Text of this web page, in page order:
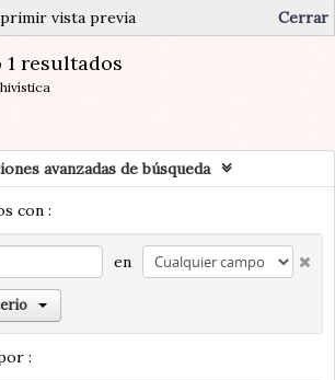
vista previa Cerrar
resultados
avanzadas de búsqueda
con :
en
: